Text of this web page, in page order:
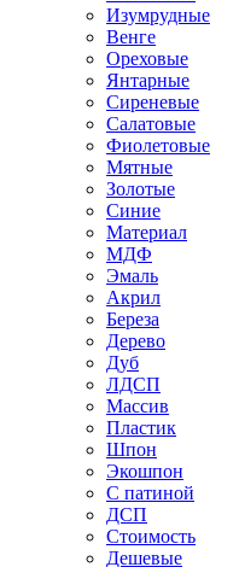
Изумрудные
Венге
Ореховые
Янтарные
Сиреневые
Салатовые
Фиолетовые
Мятные
Золотые
Синие
Материал
МДФ
Эмаль
Акрил
Береза
Дерево
Дуб
ЛДСП
Массив
Пластик
Шпон
Экошпон
С патиной
ДСП
Стоимость
Дешевые